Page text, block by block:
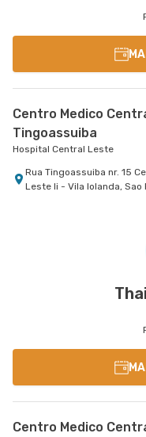
Centro Medico
Tingoassuiba
Hospital Central Leste
Rua Tingoassuiba nr. 15
Leste Ii - Vila Iolanda, Sao
Centro Medico